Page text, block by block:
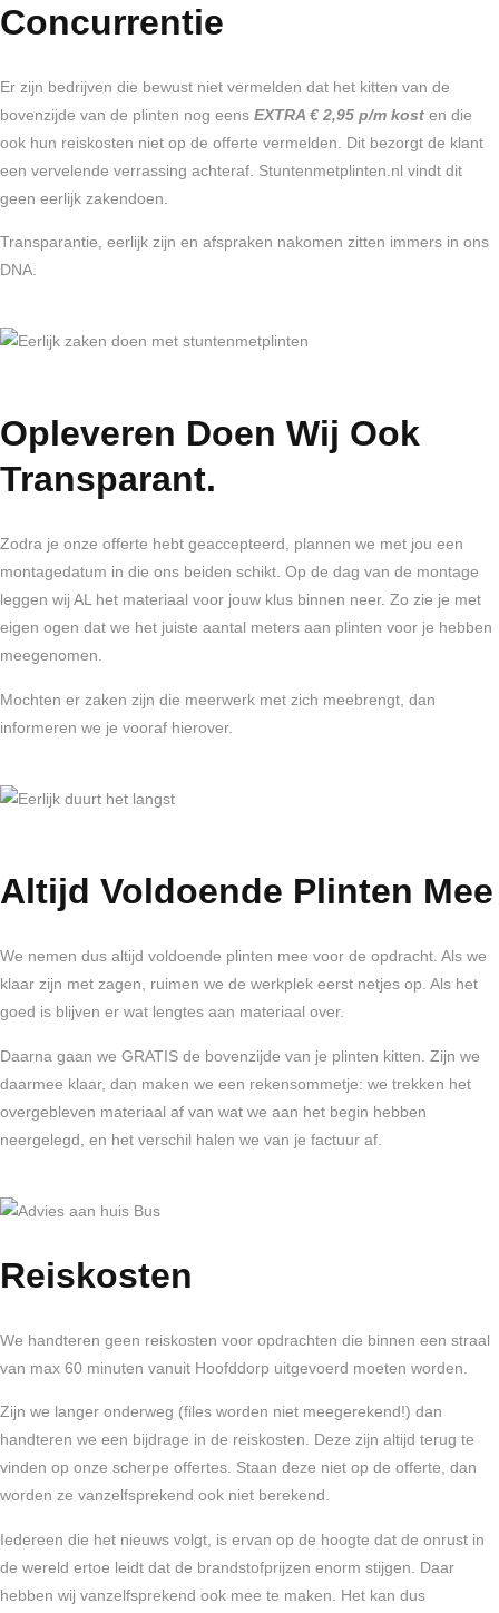
Concurrentie
Er zijn bedrijven die bewust niet vermelden dat het kitten van de
bovenzijde van de plinten nog eens EXTRA € 2,95 p/m kost en die
ook hun reiskosten niet op de offerte vermelden. Dit bezorgt de klant
een vervelende verrassing achteraf. Stuntenmetplinten.nl vindt dit
geen eerlijk zakendoen.
Transparantie, eerlijk zijn en afspraken nakomen zitten immers in ons
DNA.
Opleveren Doen Wij Ook
Transparant.
Zodra je onze offerte hebt geaccepteerd, plannen we met jou een
montagedatum in die ons beiden schikt. Op de dag van de montage
leggen wij AL het materiaal voor jouw klus binnen neer. Zo zie je met
eigen ogen dat we het juiste aantal meters aan plinten voor je hebben
meegenomen.
Mochten er zaken zijn die meerwerk met zich meebrengt, dan
informeren we je vooraf hierover.
Altijd Voldoende Plinten Mee
We nemen dus altijd voldoende plinten mee voor de opdracht. Als we
klaar zijn met zagen, ruimen we de werkplek eerst netjes op. Als het
goed is blijven er wat lengtes aan materiaal over.
Daarna gaan we GRATIS de bovenzijde van je plinten kitten. Zijn we
daarmee klaar, dan maken we een rekensommetje: we trekken het
overgebleven materiaal af van wat we aan het begin hebben
neergelegd, en het verschil halen we van je factuur af.
Reiskosten
We handteren geen reiskosten voor opdrachten die binnen een straal
van max 60 minuten vanuit Hoofddorp uitgevoerd moeten worden.
Zijn we langer onderweg (files worden niet meegerekend!) dan
handteren we een bijdrage in de reiskosten. Deze zijn altijd terug te
vinden op onze scherpe offertes. Staan deze niet op de offerte, dan
worden ze vanzelfsprekend ook niet berekend.
Iedereen die het nieuws volgt, is ervan op de hoogte dat de onrust in
de wereld ertoe leidt dat de brandstofprijzen enorm stijgen. Daar
hebben wij vanzelfsprekend ook mee te maken. Het kan dus